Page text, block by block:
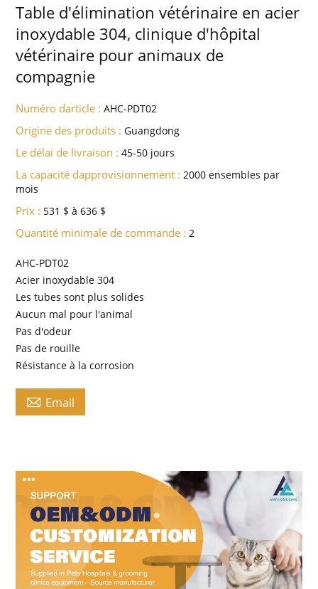
Table d'élimination vétérinaire en acier
inoxydable 304, clinique d'hôpital
vétérinaire pour animaux de
compagnie
Numéro darticle : AHC-PDT02
Origine des produits : Guangdong
Le délai de livraison : 45-50 jours
La capacité dapprovisionnement : 2000 ensembles par
mois
Prix : 531 $ à 636 $
Quantité minimale de commande : 2
AHC-PDT02
Acier inoxydable 304
Les tubes sont plus solides
Aucun mal pour l'animal
Pas d'odeur
Pas de rouille
Résistance à la corrosion
 Email